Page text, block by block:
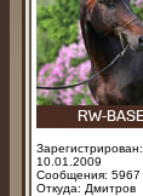
Зарегистрирован:
10.01.2009
Сообщения: 5967
Откуда: Дмитров